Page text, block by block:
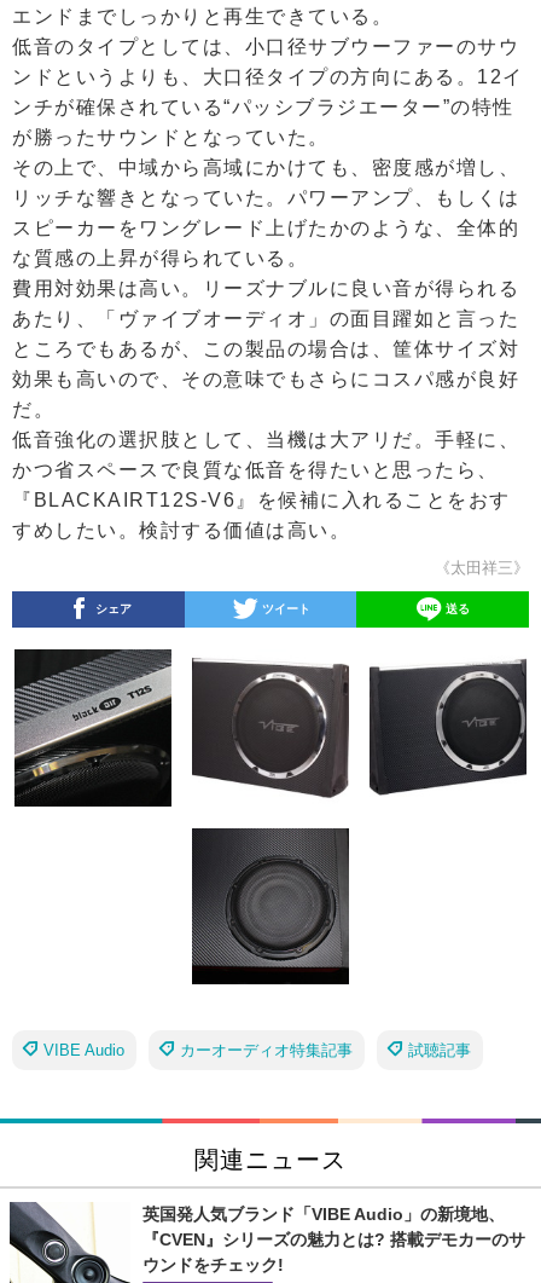
エンドまでしっかりと再生できている。
低音のタイプとしては、小口径サブウーファーのサウ
ンドというよりも、大口径タイプの方向にある。12イ
ンチが確保されている“パッシブラジエーター”の特性
が勝ったサウンドとなっていた。
その上で、中域から高域にかけても、密度感が増し、
リッチな響きとなっていた。パワーアンプ、もしくは
スピーカーをワングレード上げたかのような、全体的
な質感の上昇が得られている。
費用対効果は高い。リーズナブルに良い音が得られる
あたり、「ヴァイブオーディオ」の面目躍如と言った
ところでもあるが、この製品の場合は、筐体サイズ対
効果も高いので、その意味でもさらにコスパ感が良好
だ。
低音強化の選択肢として、当機は大アリだ。手軽に、
かつ省スペースで良質な低音を得たいと思ったら、
『BLACKAIRT12S-V6』を候補に入れることをおす
すめしたい。検討する価値は高い。
《太田祥三》
シェア ツイート 送る
VIBE Audio カーオーディオ特集記事 試聴記事
関連ニュース
英国発人気ブランド「VIBE Audio」の新境地、
『CVEN』シリーズの魅力とは? 搭載デモカーのサ
ウンドをチェック!